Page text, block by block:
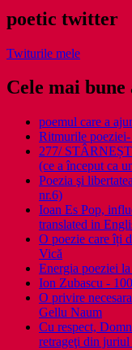
poetic twitter
Twiturile mele
Cele mai
poemul care a
Ritmurile
277/
(ce a început ca
Poezia şi
nr.6)
Ioan Es Pop,
translated in
O poezie care îți
Vică
Energia poeziei
Ion Zubascu -
O privire
Gellu Naum
Cu respect,
retrageţi din